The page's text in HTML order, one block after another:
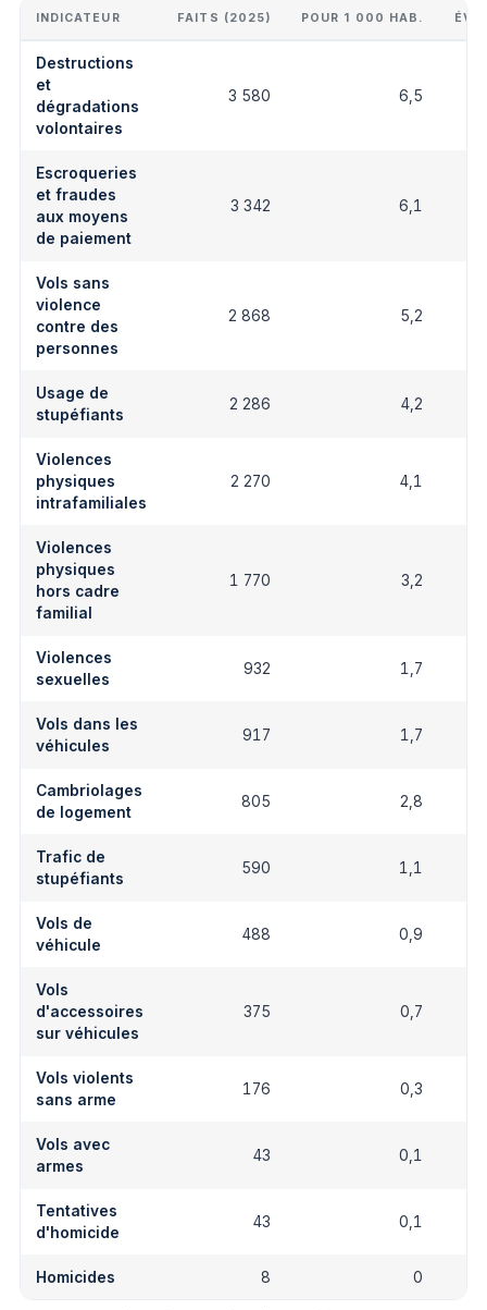
INDICATEUR FAITS (2025) POUR 1 000 HAB.
Destructions
et
dégradations
volontaires
3 580 6,5
Escroqueries
et fraudes
aux moyens
de paiement
3 342 6,1
Vols sans
violence
contre des
personnes
2 868 5,2
Usage de
stupéfiants
2 286 4,2
Violences
physiques
intrafamiliales
2 270 4,1
Violences
physiques
hors cadre
familial
1 770 3,2
Violences
sexuelles
932 1,7
Vols dans les
véhicules
917 1,7
Cambriolages
de logement
805 2,8
Trafic de
stupéfiants
590 1,1
Vols de
véhicule
488 0,9
Vols
d'accessoires
sur véhicules
375 0,7
Vols violents
sans arme
176 0,3
Vols avec
armes
43 0,1
Tentatives
d'homicide
43 0,1
Homicides 8 0